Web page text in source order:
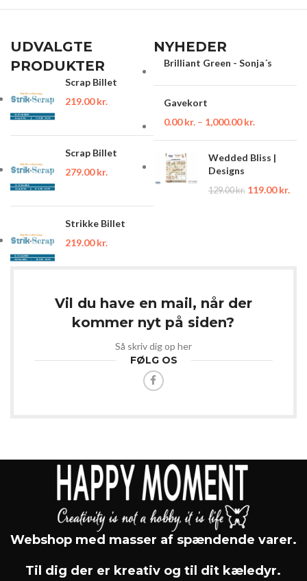
UDVALGTE
PRODUKTER
Scrap Billet
219.00kr.
Scrap Billet
279.00kr.
Strikke Billet
219.00kr.
NYHEDER
Brilliant Green - Sonja´s
Gavekort
0.00kr. – 1,000.00kr.
Wedded Bliss |
Designs
129.00kr. 119.00kr.
Vil du have en mail, når der
kommer nyt på siden?
Så skriv dig op her
FØLG OS
Webshop med masser af spændende varer.
Til dig der er kreativ og til dit kæledyr.